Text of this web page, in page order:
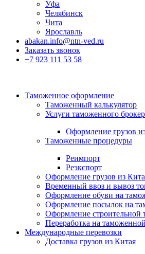
Уфа
Челябинск
Чита
Ярославль
abakan.info@ntn-ved.ru
Заказать звонок
+7 923 111 53 58
Таможенное оформление
Таможенный калькулятор
Услуги таможенного
Оформление грузов
Таможенные процедуры
Реимпорт
Реэкспорт
Оформление грузов из
Временный ввоз и вывоз
Оформление обуви на
Оформление посылок на
Оформление строительной
Переработка на
Международные перевозки
Доставка грузов из Китая